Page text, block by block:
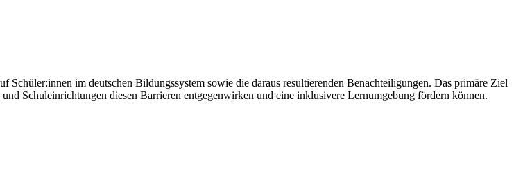
im deutschen Bildungssystem sowie die daraus resultierenden Benachteiligungen. Das primäre Ziel
Schuleinrichtungen diesen Barrieren entgegenwirken und eine inklusivere Lernumgebung fördern können.